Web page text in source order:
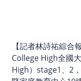
【記者林詩祐綜
College High全國
High）stage1、2